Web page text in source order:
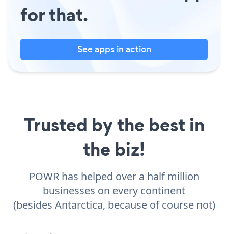
for that.
See apps in action
Trusted by the best in
the biz!
POWR has helped over a half million
businesses on every continent
(besides Antarctica, because of course not)